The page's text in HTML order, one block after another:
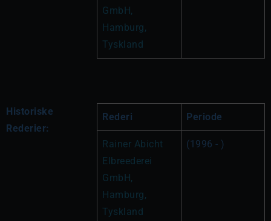
GmbH,
Hamburg,
Tyskland
Historiske
Rederier:
Rederi Periode
Rainer Abicht
Elbreederei
GmbH,
Hamburg,
Tyskland
(1996 - )